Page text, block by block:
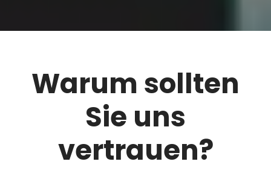
Warum sollten
Sie uns
vertrauen?